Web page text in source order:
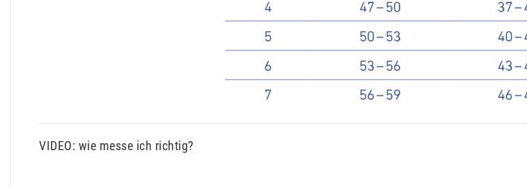
VIDEO: wie messe ich richtig?